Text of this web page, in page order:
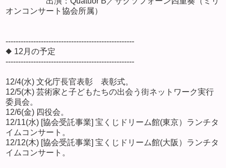
オンコンサート協会所属）
---------------------------------------------------
◆ 12月の予定
---------------------------------------------------
12/4(水) 文化庁長官表彰 表彰式。
12/5(木) 芸術家と子どもたちの出会う街ネットワーク実行
委員会。
12/6(金) 四役会。
12/11(水) [協会受託事業] 宝くじドリーム館(東京）ランチタ
イムコンサート。
12/12(木) [協会受託事業] 宝くじドリーム館(大阪）ランチタ
イムコンサート。